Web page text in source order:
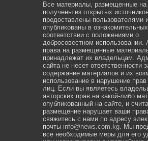
Все материалы, размещенные на
получены из открытых
предоставлены пользователями
опубликованы в
соответствии с положениями о
добросовестном использовании.
права на размещенные
принадлежат их владельцам.
сайта не несет ответственности
содержание материалов и их
использование в нарушение прав
лиц. Если вы являетесь
авторских прав на какой-либо
опубликованный на сайте, и
размещение нарушает ваши
свяжитесь с нами по адресу
почты info@news.com.kg. Мы
все необходимые меры для его